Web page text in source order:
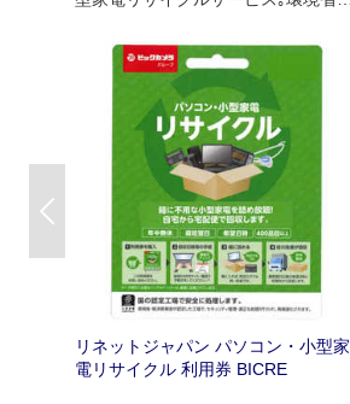
リティ管理･適正な処理が行われ､再
資源化されます｡年中無休｡自宅から
宅配便で回収します｡
リネットジャパン パソコン・小型家
電リサイクル 利用券 BICRE